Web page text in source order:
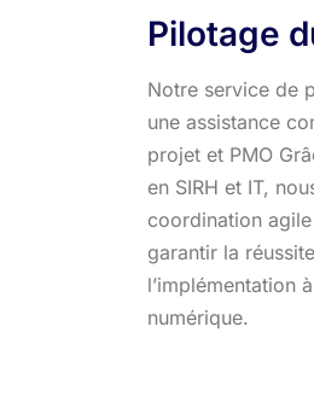
Pilotage
Notre service de
une assistance
projet et PMO
en SIRH et IT,
coordination
garantir la
l’implémentation
numérique.